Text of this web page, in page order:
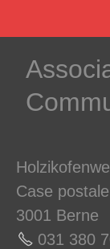
Case postale
3001 Berne
031 380